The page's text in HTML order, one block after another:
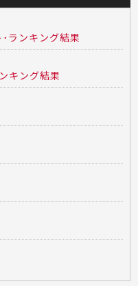
ランキング結果
キング結果